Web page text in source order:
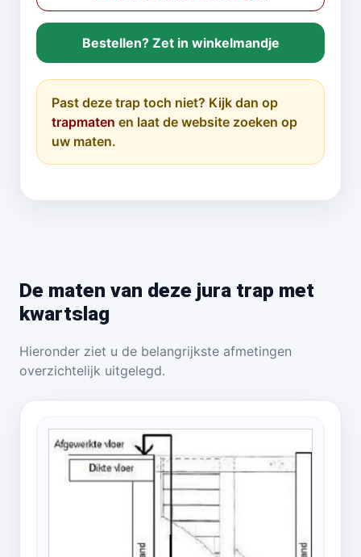
Bestellen? Zet in winkelmandje
Past deze trap toch niet? Kijk dan op
trapmaten en laat de website zoeken op
uw maten.
De maten van deze jura trap met
kwartslag
Hieronder ziet u de belangrijkste afmetingen
overzichtelijk uitgelegd.